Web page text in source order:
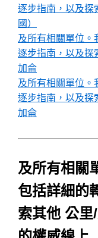
逐步指南，以及探
國）
及所有相關單位。
逐步指南，以及探
加侖
及所有相關單位。
逐步指南，以及探
加侖
及所有相關
包括詳細的
索其他 公